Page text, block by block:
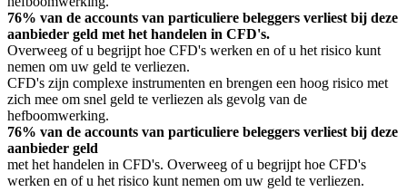
76% van de accounts van particuliere beleggers verliest bij deze
aanbieder geld met het handelen in CFD's.
Overweeg of u begrijpt hoe CFD's werken en of u het risico kunt
nemen om uw geld te verliezen.
CFD's zijn complexe instrumenten en brengen een hoog risico met
zich mee om snel geld te verliezen als gevolg van de
hefboomwerking.
76% van de accounts van particuliere beleggers verliest bij deze
aanbieder geld
met het handelen in CFD's. Overweeg of u begrijpt hoe CFD's
werken en of u het risico kunt nemen om uw geld te verliezen.